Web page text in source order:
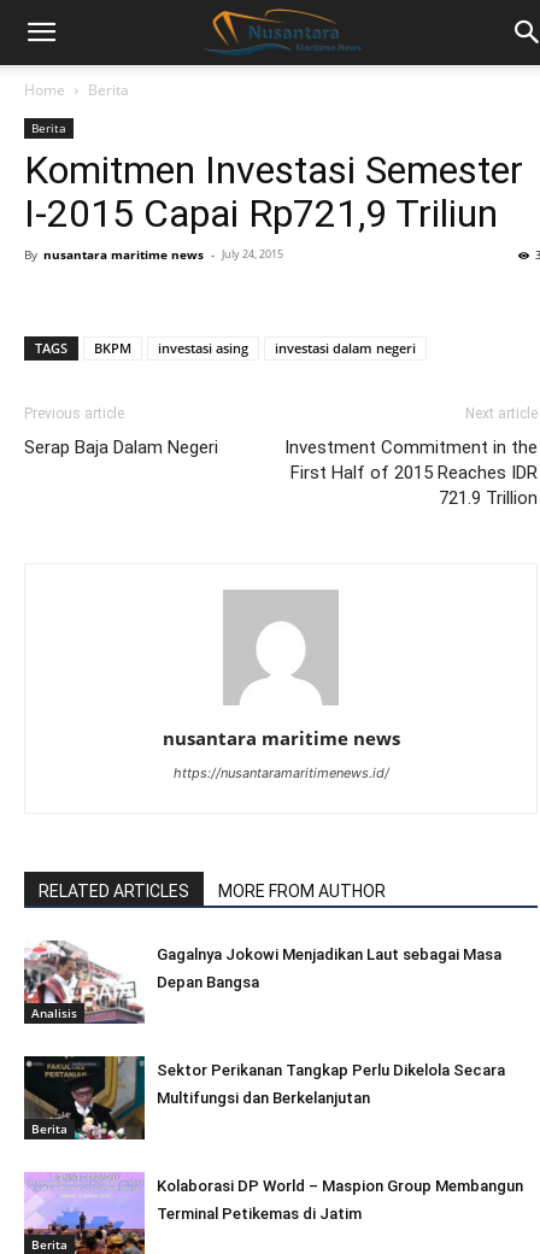
Home Berita
Berita
Komitmen Investasi Semester
I-2015 Capai Rp721,9 Triliun
By nusantara maritime news - July 24, 2015
TAGS BKPM investasi asing investasi dalam negeri
Previous article
Serap Baja Dalam Negeri
Next article
Investment Commitment in the
First Half of 2015 Reaches IDR
721.9 Trillion
nusantara maritime news
https://nusantaramaritimenews.id/
RELATED ARTICLES MORE FROM AUTHOR
Analisis
Gagalnya Jokowi Menjadikan Laut sebagai Masa
Depan Bangsa
Berita
Sektor Perikanan Tangkap Perlu Dikelola Secara
Multifungsi dan Berkelanjutan
Berita
Kolaborasi DP World – Maspion Group Membangun
Terminal Petikemas di Jatim